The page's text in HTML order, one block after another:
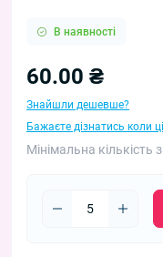
В наявності
60.00 ₴
Знайшли дешевше?
Бажаєте дізнатись коли
Мінімальна